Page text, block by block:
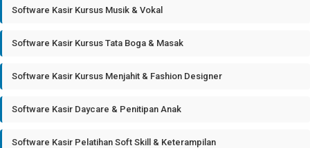
Software Kasir Kursus Musik & Vokal
Software Kasir Kursus Tata Boga & Masak
Software Kasir Kursus Menjahit & Fashion Designer
Software Kasir Daycare & Penitipan Anak
Software Kasir Pelatihan Soft Skill & Keterampilan